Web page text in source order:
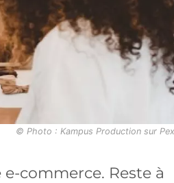
© Photo : Kampus Production sur
commerce. Reste à